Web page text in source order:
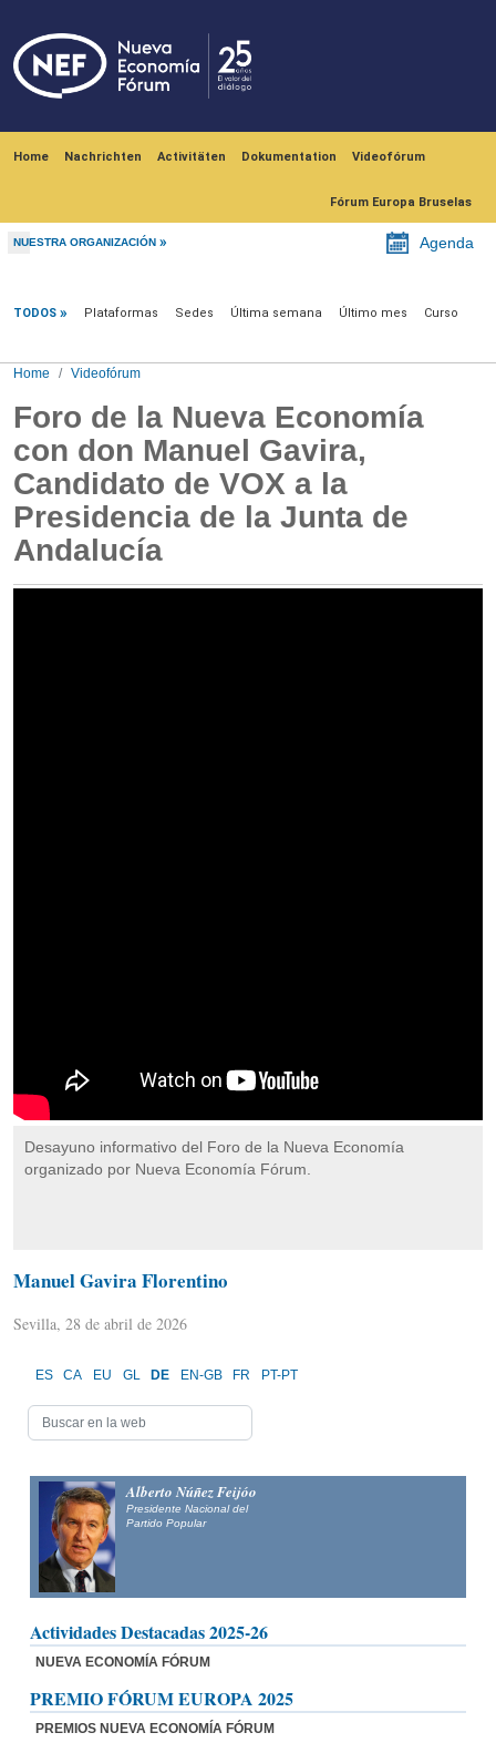
Home Nachrichten Activitäten Dokumentation Videofórum
Fórum Europa Bruselas
NUESTRA ORGANIZACIÓN Agenda
TODOS Plataformas Sedes Última semana Último mes Curso
Home Videofórum
Foro de la Nueva Economía
con don Manuel Gavira,
Candidato de VOX a la
Presidencia de la Junta de
Andalucía
Desayuno informativo del Foro de la Nueva Economía
organizado por Nueva Economía Fórum.
Manuel Gavira Florentino
Sevilla, 28 de abril de 2026
ES CA EU GL DE EN-GB FR PT-PT
Alberto Núñez Feijóo
Presidente Nacional del
Partido Popular
Actividades Destacadas 2025-26
NUEVA ECONOMÍA FÓRUM
PREMIO FÓRUM EUROPA 2025
PREMIOS NUEVA ECONOMÍA FÓRUM